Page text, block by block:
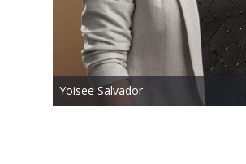
Yoisee Salvador